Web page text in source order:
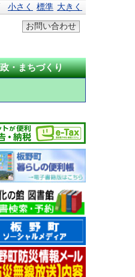
小さく 標準 大きく
お問い合わせ
・まちづくり